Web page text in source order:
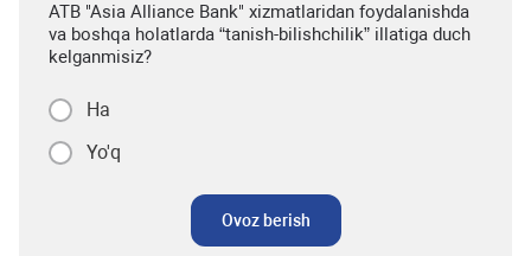
ATB "Asia Alliance Bank" xizmatlaridan foydalanishda
va boshqa holatlarda “tanish-bilishchilik” illatiga duch
kelganmisiz?
Ha
Yo'q
Ovoz berish